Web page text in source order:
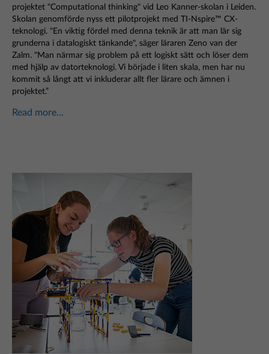
projektet "Computational thinking" vid Leo Kanner-skolan i Leiden.
Skolan genomförde nyss ett pilotprojekt med TI-Nspire™ CX-
teknologi. "En viktig fördel med denna teknik är att man lär sig
grunderna i datalogiskt tänkande", säger läraren Zeno van der
Zalm. "Man närmar sig problem på ett logiskt sätt och löser dem
med hjälp av datorteknologi. Vi började i liten skala, men har nu
kommit så långt att vi inkluderar allt fler lärare och ämnen i
projektet.”
Read more...